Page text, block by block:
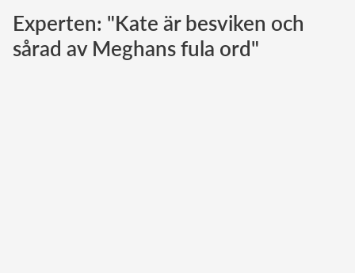
Norska kungahuset
Danska kungahuset
Experten: "Kate är besviken och
sårad av Meghans fula ord"